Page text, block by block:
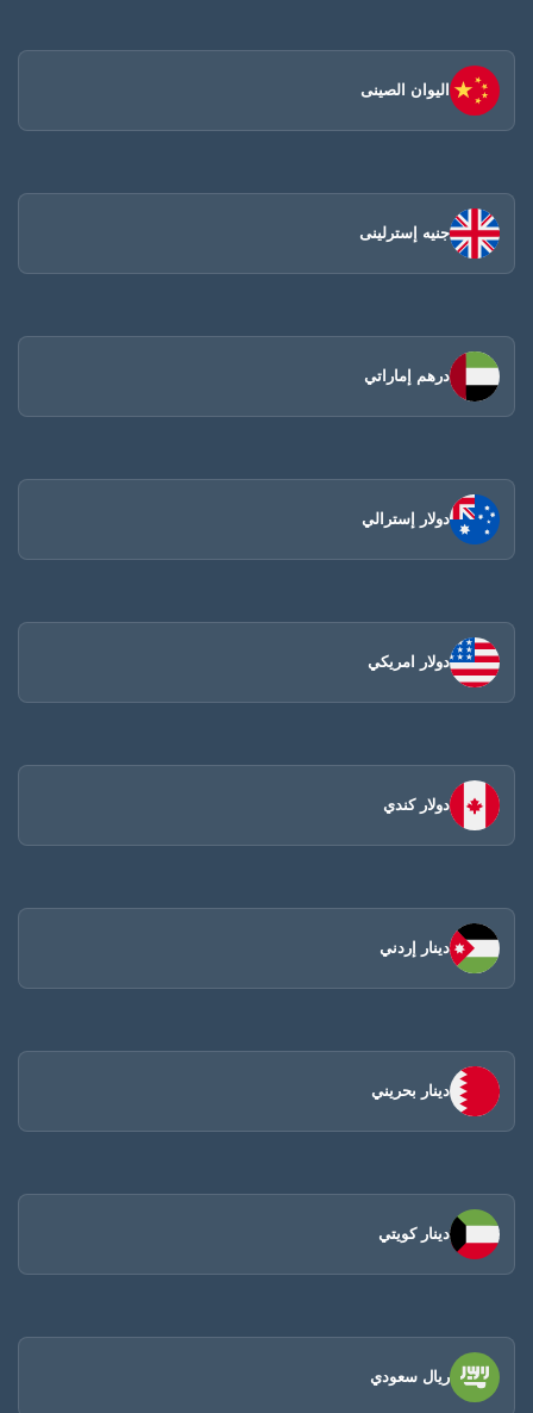
اليوان الصينى​
جنيه إسترلينى
درهم إماراتي
دولار إسترالي
دولار امريكي
دولار كندي
دينار إردني
دينار بحريني
دينار كويتي
ريال سعودي